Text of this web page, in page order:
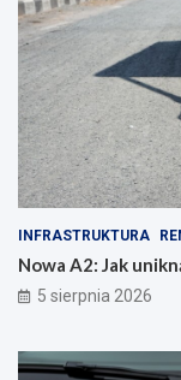
INFRASTRUKTURA
Nowa A2: Jak
5 sierpnia 2026